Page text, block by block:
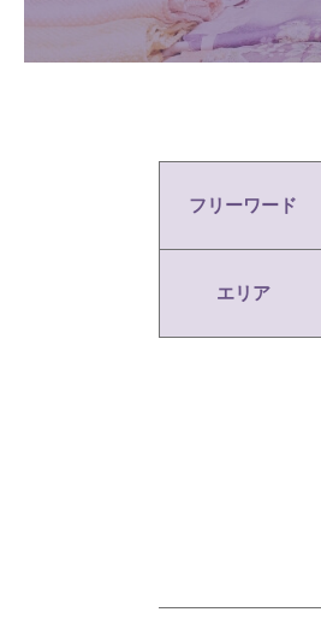
フリーワード
エリア